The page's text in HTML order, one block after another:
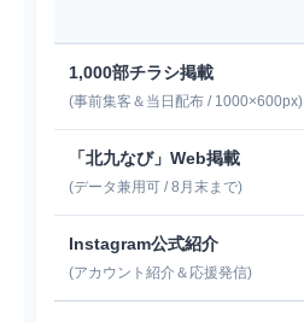
1,000部チラシ掲載
(事前集客＆当日配布 / 1000×600px)
「北九なび」Web掲載
(データ兼用可 / 8月末まで)
Instagram公式紹介
(アカウント紹介＆応援発信)